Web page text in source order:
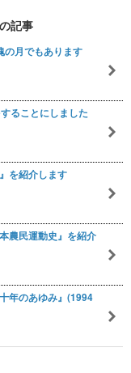
記事
の月でもあります
ることにしました
を紹介します
農民運動史』を紹介
年のあゆみ』(1994